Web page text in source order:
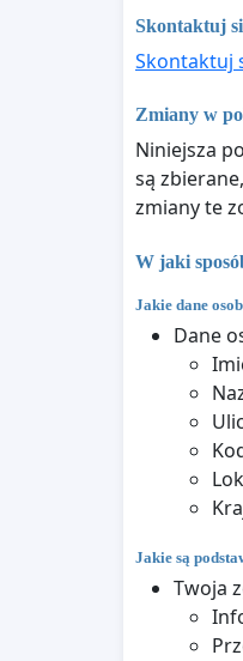
Skontaktuj
Skontaktuj
Zmiany w
Niniejsza
są
zmiany te
W jaki
Jakie dane
Dane
Jakie są
Twoja